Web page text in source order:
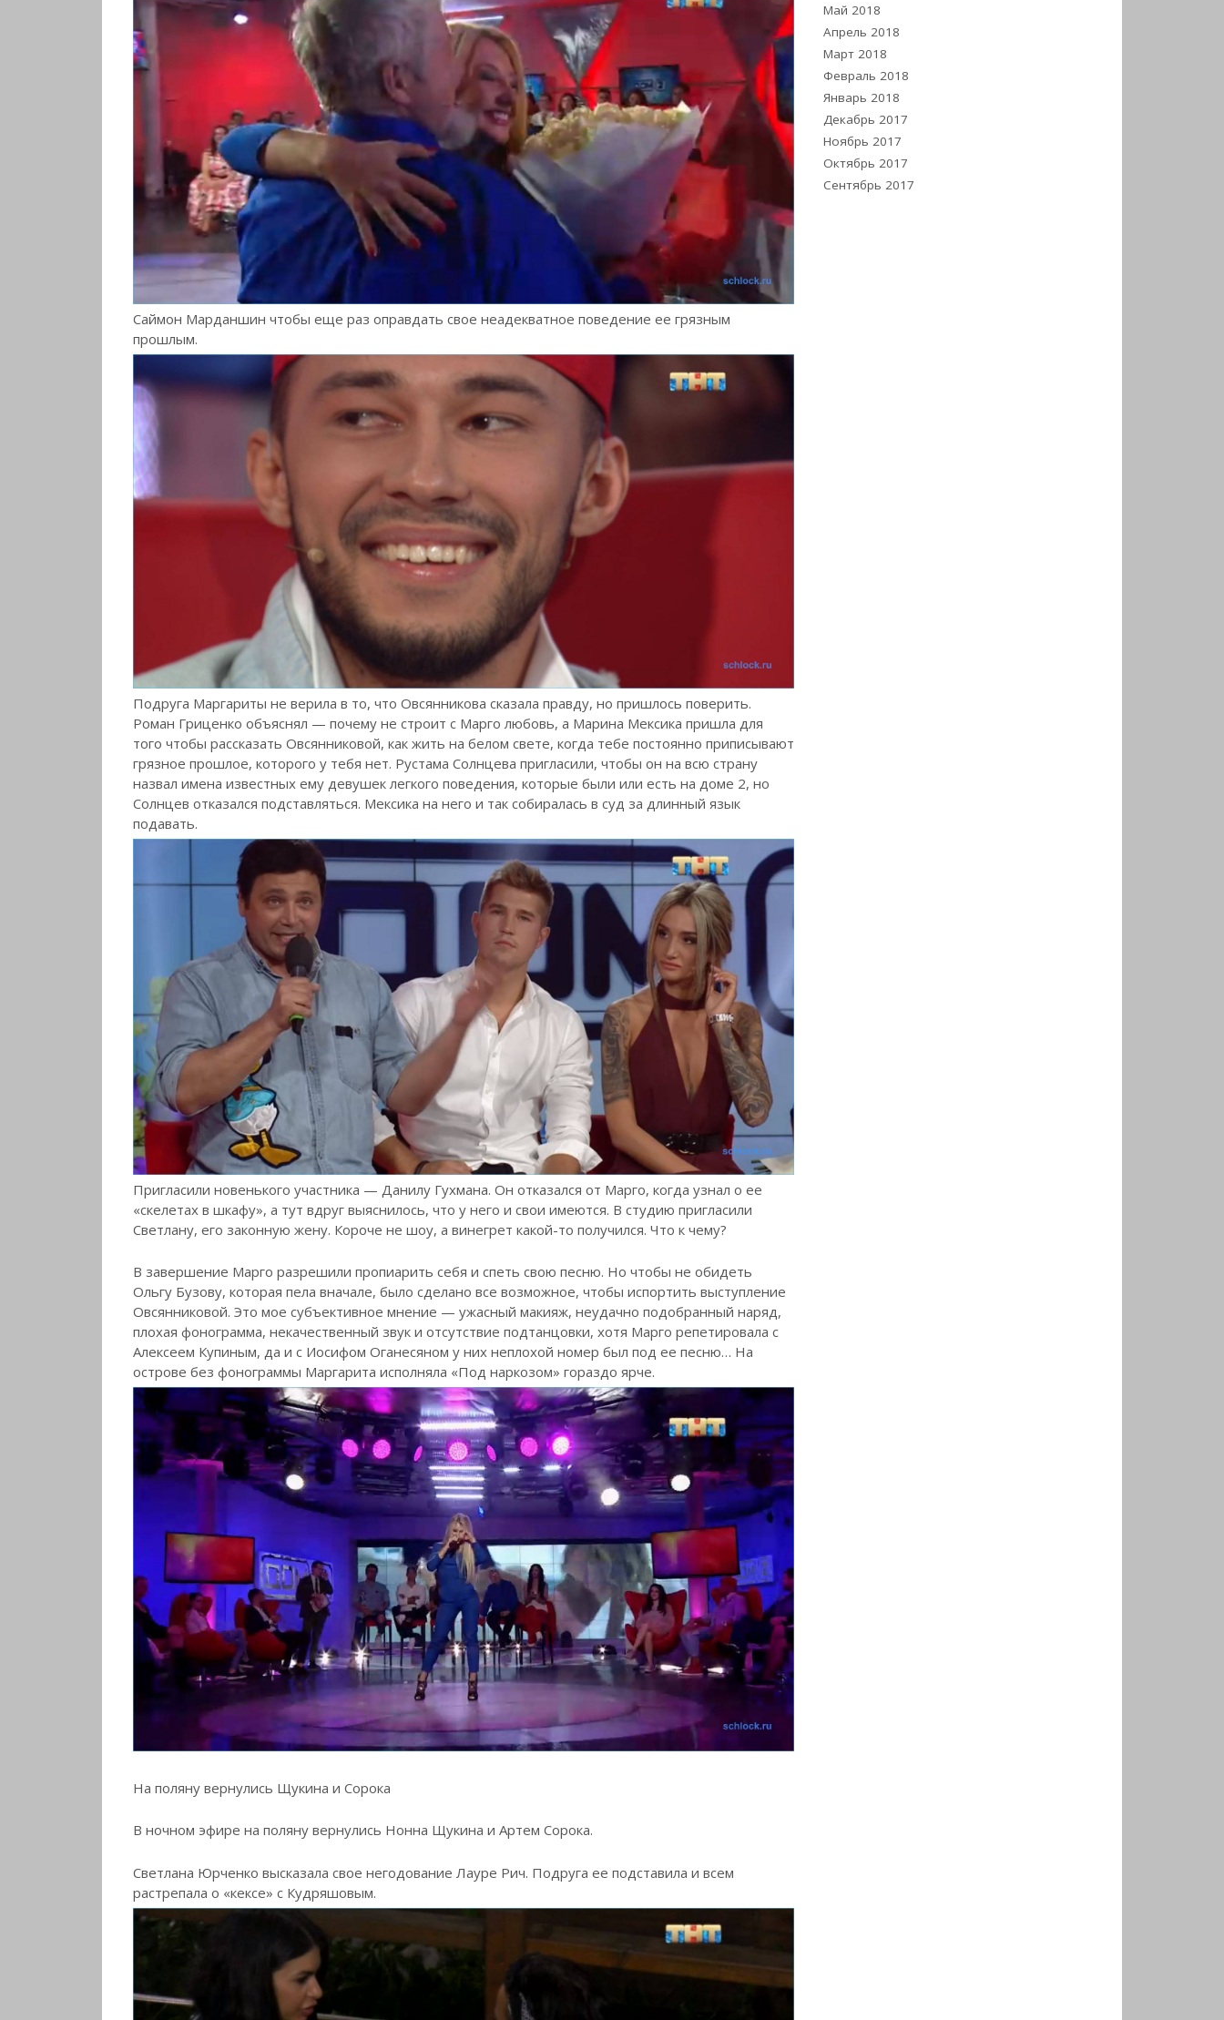
Саймон Марданшин чтобы еще раз оправдать свое неадекватное поведение ее грязным
прошлым.
Подруга Маргариты не верила в то, что Овсянникова сказала правду, но пришлось поверить.
Роман Гриценко объяснял — почему не строит с Марго любовь, а Марина Мексика пришла для
того чтобы рассказать Овсянниковой, как жить на белом свете, когда тебе постоянно приписывают
грязное прошлое, которого у тебя нет. Рустама Солнцева пригласили, чтобы он на всю страну
назвал имена известных ему девушек легкого поведения, которые были или есть на доме 2, но
Солнцев отказался подставляться. Мексика на него и так собиралась в суд за длинный язык
подавать.
Пригласили новенького участника — Данилу Гухмана. Он отказался от Марго, когда узнал о ее
«скелетах в шкафу», а тут вдруг выяснилось, что у него и свои имеются. В студию пригласили
Светлану, его законную жену. Короче не шоу, а винегрет какой-то получился. Что к чему?
В завершение Марго разрешили пропиарить себя и спеть свою песню. Но чтобы не обидеть
Ольгу Бузову, которая пела вначале, было сделано все возможное, чтобы испортить выступление
Овсянниковой. Это мое субъективное мнение — ужасный макияж, неудачно подобранный наряд,
плохая фонограмма, некачественный звук и отсутствие подтанцовки, хотя Марго репетировала с
Алексеем Купиным, да и с Иосифом Оганесяном у них неплохой номер был под ее песню… На
острове без фонограммы Маргарита исполняла «Под наркозом» гораздо ярче.
На поляну вернулись Щукина и Сорока
В ночном эфире на поляну вернулись Нонна Щукина и Артем Сорока.
Светлана Юрченко высказала свое негодование Лауре Рич. Подруга ее подставила и всем
растрепала о «кексе» с Кудряшовым.
Май 2018
Апрель 2018
Март 2018
Февраль 2018
Январь 2018
Декабрь 2017
Ноябрь 2017
Октябрь 2017
Сентябрь 2017